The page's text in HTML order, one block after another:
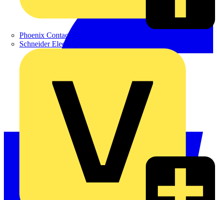
Phoenix Contact
Schneider Electric